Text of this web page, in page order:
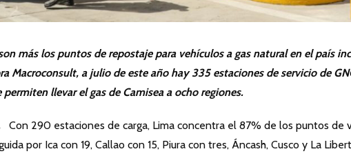
más los puntos de repostaje para vehículos a gas natural en el país
Macroconsult, a julio de este año hay 335 estaciones de servicio de
permiten llevar el gas de Camisea a ocho regiones.
Con 290 estaciones de carga, Lima concentra el 87% de los puntos de
por Ica con 19, Callao con 15, Piura con tres, Áncash, Cusco y La